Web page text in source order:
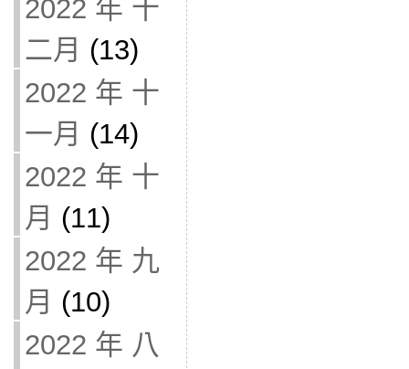
2022 年 十
二月 (13)
2022 年 十
一月 (14)
2022 年 十
月 (11)
2022 年 九
月 (10)
2022 年 八